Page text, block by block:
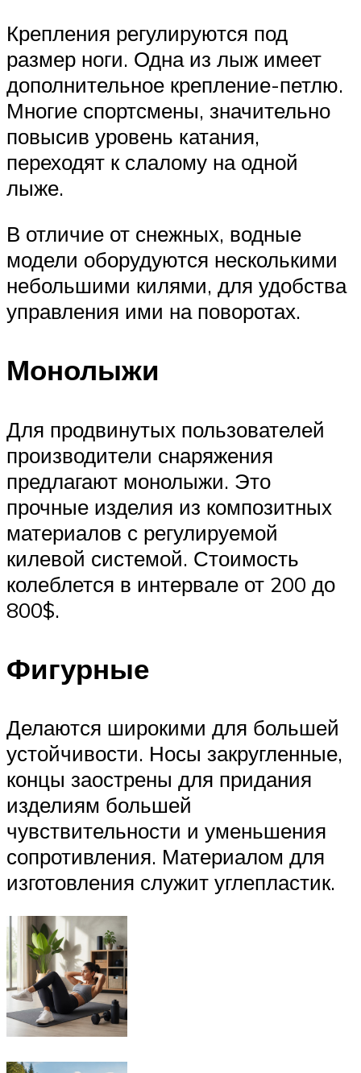
Крепления регулируются под
размер ноги. Одна из лыж имеет
дополнительное крепление-петлю.
Многие спортсмены, значительно
повысив уровень катания,
переходят к слалому на одной
лыже.
В отличие от снежных, водные
модели оборудуются несколькими
небольшими килями, для удобства
управления ими на поворотах.
Монолыжи
Для продвинутых пользователей
производители снаряжения
предлагают монолыжи. Это
прочные изделия из композитных
материалов с регулируемой
килевой системой. Стоимость
колеблется в интервале от 200 до
800$.
Фигурные
Делаются широкими для большей
устойчивости. Носы закругленные,
концы заострены для придания
изделиям большей
чувствительности и уменьшения
сопротивления. Материалом для
изготовления служит углепластик.